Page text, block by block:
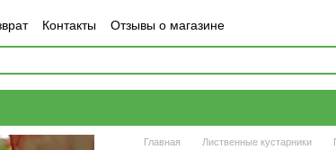
Контакты Отзывы о магазине
Главная Лиственные кустарники